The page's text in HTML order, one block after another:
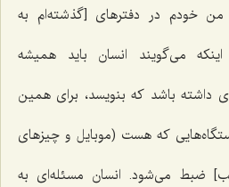
خودم در دفتر‌های [گذشته‌ام به
می‌گویند انسان باید همیشه
داشته باشد که بنویسد، برای همین
که هست (موبایل و چیزهای
ضبط می‌شود. انسان مسئله‌ای به